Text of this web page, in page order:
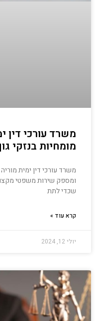
משרד עורכי דין
מומחיות בנזקי
משרד עורכי דין ימית
ומספק שירות משפטי
שכדי לתת
קרא עוד »
יולי 12, 2024